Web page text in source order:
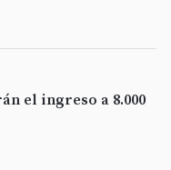
el ingreso a 8.000